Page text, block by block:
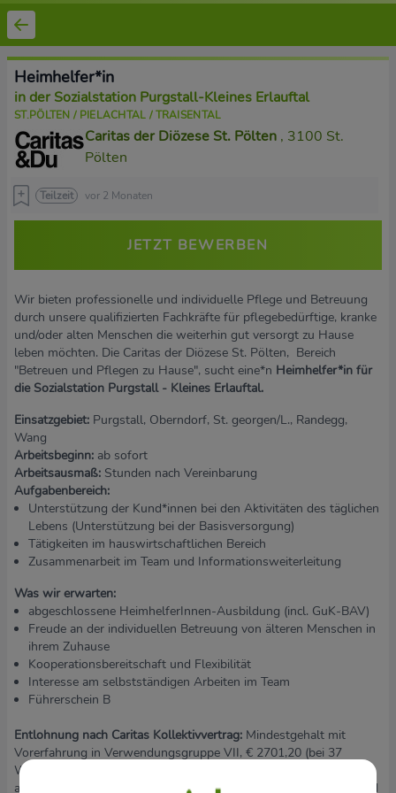
Heimhelfer*in
in der Sozialstation Purgstall-Kleines Erlauftal
ST.PÖLTEN / PIELACHTAL / TRAISENTAL
Caritas der Diözese St. Pölten , 3100 St.
Pölten
Teilzeit vor 2 Monaten
JETZT BEWERBEN
Wir bieten professionelle und individuelle Pflege und Betreuung
durch unsere qualifizierten Fachkräfte für pflegebedürftige, kranke
und/oder alten Menschen die weiterhin gut versorgt zu Hause
leben möchten. Die Caritas der Diözese St. Pölten, Bereich
"Betreuen und Pflegen zu Hause", sucht eine*n Heimhelfer*in für
die Sozialstation Purgstall - Kleines Erlauftal.
Einsatzgebiet: Purgstall, Oberndorf, St. georgen/L., Randegg,
Wang
Arbeitsbeginn: ab sofort
Arbeitsausmaß: Stunden nach Vereinbarung
Aufgabenbereich:
Unterstützung der Kund*innen bei den Aktivitäten des täglichen
Lebens (Unterstützung bei der Basisversorgung)
Tätigkeiten im hauswirtschaftlichen Bereich
Zusammenarbeit im Team und Informationsweiterleitung
Was wir erwarten:
abgeschlossene HeimhelferInnen-Ausbildung (incl. GuK-BAV)
Freude an der individuellen Betreuung von älteren Menschen in
ihrem Zuhause
Kooperationsbereitschaft und Flexibilität
Interesse am selbstständigen Arbeiten im Team
Führerschein B
Entlohnung nach Caritas Kollektivvertrag: Mindestgehalt mit
Vorerfahrung in Verwendungsgruppe VII, € 2701,20 (bei 37
WoStd/).Einreihung in höhere Gehaltsstufen je nach
anrechenbaren Vordienstzeiten und Zulagen entsprechend KV und